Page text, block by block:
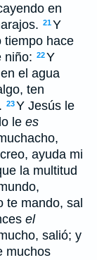
en
21Y
tiempo hace
niño: 22Y
el agua
ten
23Y Jesús le
le es
ayuda mi
la multitud
te mando, sal
el
salió; y
muchos